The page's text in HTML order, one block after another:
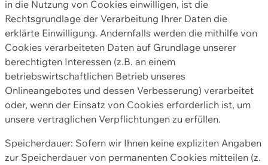
in die Nutzung von Cookies einwilligen, ist die
Rechtsgrundlage der Verarbeitung Ihrer Daten die
erklärte Einwilligung. Andernfalls werden die mithilfe von
Cookies verarbeiteten Daten auf Grundlage unserer
berechtigten Interessen (z.B. an einem
betriebswirtschaftlichen Betrieb unseres
Onlineangebotes und dessen Verbesserung) verarbeitet
oder, wenn der Einsatz von Cookies erforderlich ist, um
unsere vertraglichen Verpflichtungen zu erfüllen.
Speicherdauer: Sofern wir Ihnen keine expliziten Angaben
zur Speicherdauer von permanenten Cookies mitteilen (z.